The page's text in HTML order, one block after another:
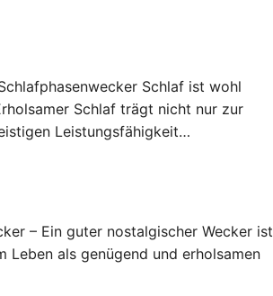
Schlaf ist wohl
Schlaf trägt nicht nur zur
Leistungsfähigkeit…
– Ein guter nostalgischer Wecker ist
als genügend und erholsamen